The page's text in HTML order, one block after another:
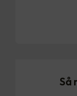
Så